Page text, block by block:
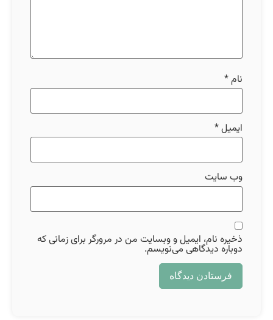
نام*
ایمیل*
وب‌ سایت
ذخیره نام، ایمیل و وبسایت من در مرورگر برای زمانی که
دوباره دیدگاهی می‌نویسم.